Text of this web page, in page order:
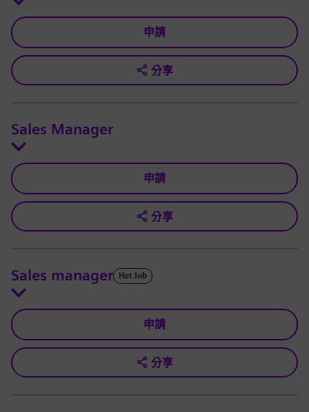
申請
分享
Sales Manager
申請
分享
Sales manager Hot Job
申請
分享